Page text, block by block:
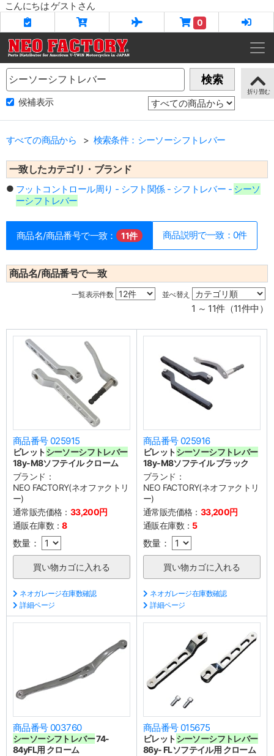
こんにちは ゲストさん
0
Name 検索
候補表示
すべての商品から 検索条件：シーソーシフトレバー
一致したカテゴリ・ブランド
フットコントロール周り - シフト関係 - シフトレバー - シーソ
ーシフトレバー
商品名/商品番号で一致： 11件 商品説明で一致：0件
商品名/商品番号で一致
一覧表示件数 並べ替え
1 ～ 11件（11件中）
商品番号 025915
ビレットシーソーシフトレバー
18y-M8ソフテイル クローム
ブランド：
NEO FACTORY(ネオファクトリ
ー)
通常販売価格： 33,200円
通販在庫数：8
数量：
ネオガレージ在庫数確認
詳細ページ
商品番号 025916
ビレットシーソーシフトレバー
18y-M8ソフテイル ブラック
ブランド：
NEO FACTORY(ネオファクトリ
ー)
通常販売価格： 33,200円
通販在庫数： 5
数量：
ネオガレージ在庫数確認
詳細ページ
商品番号 003760
シーソーシフトレバー74-
84yFL用 クローム
商品番号 015675
ビレットシーソーシフトレバー
86y- FLソフテイル用 クローム